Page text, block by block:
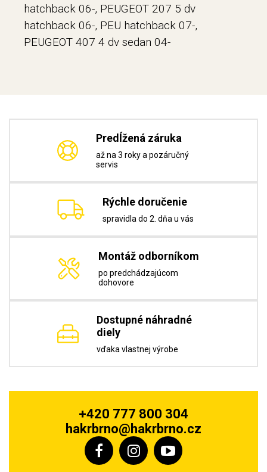
hatchback 06-, PEUGEOT 207 5 dv
hatchback 06-, PEU hatchback 07-,
PEUGEOT 407 4 dv sedan 04-
Predĺžená záruka
až na 3 roky a pozáručný
servis
Rýchle doručenie
spravidla do 2. dňa u vás
Montáž odborníkom
po predchádzajúcom
dohovore
Dostupné náhradné
diely
vďaka vlastnej výrobe
+420 777 800 304
hakrbrno@hakrbrno.cz